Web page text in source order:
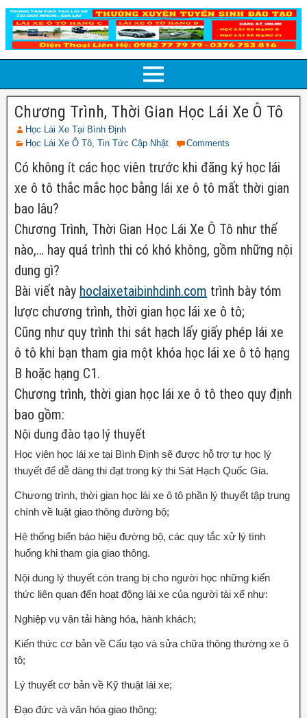
Chương Trình, Thời Gian Học Lái Xe Ô Tô
Học Lái Xe Tại Bình Định
Học Lái Xe Ô Tô Tin Tức Cập Nhật Comments
Có không ít các học viên trước khi đăng ký học lái
xe ô tô thắc mắc học bằng lái xe ô tô mất thời gian
bao lâu?
Chương Trình, Thời Gian Học Lái Xe Ô Tô như thế
nào,… hay quá trình thi có khó không, gồm những nội
dung gì?
Bài viết này hoclaixetaibinhdinh.com trình bày tóm
lược chương trình, thời gian học lái xe ô tô;
Cũng như quy trình thi sát hạch lấy giấy phép lái xe
ô tô khi bạn tham gia một khóa học lái xe ô tô hạng
B hoặc hạng C1.
Chương trình, thời gian học lái xe ô tô theo quy định
bao gồm:
Nội dung đào tạo lý thuyết
Học viên học lái xe tại Bình Định sẽ được hỗ trợ tự học lý
thuyết để dễ dàng thi đạt trong kỳ thi Sát Hạch Quốc Gia.
Chương trình, thời gian học lái xe ô tô phần lý thuyết tập trung
chính về luật giao thông đường bộ;
Hệ thống biển báo hiệu đường bộ, các quy tắc xử lý tình
huống khi tham gia giao thông.
Nội dung lý thuyết còn trang bị cho người học những kiến
thức liên quan đến hoạt động lái xe của người tài xế như:
Nghiệp vụ vận tải hàng hóa, hành khách;
Kiến thức cơ bản về Cấu tạo và sửa chữa thông thường xe ô
tô;
Lý thuyết cơ bản về Kỹ thuật lái xe;
Đạo đức và văn hóa giao thông;